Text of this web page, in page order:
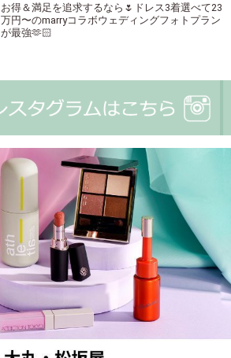
お得＆満足を追求するなら🌷ドレス3着選べて23
万円〜のmarryコラボウェディングフォトプラン
が最強🫶🏻